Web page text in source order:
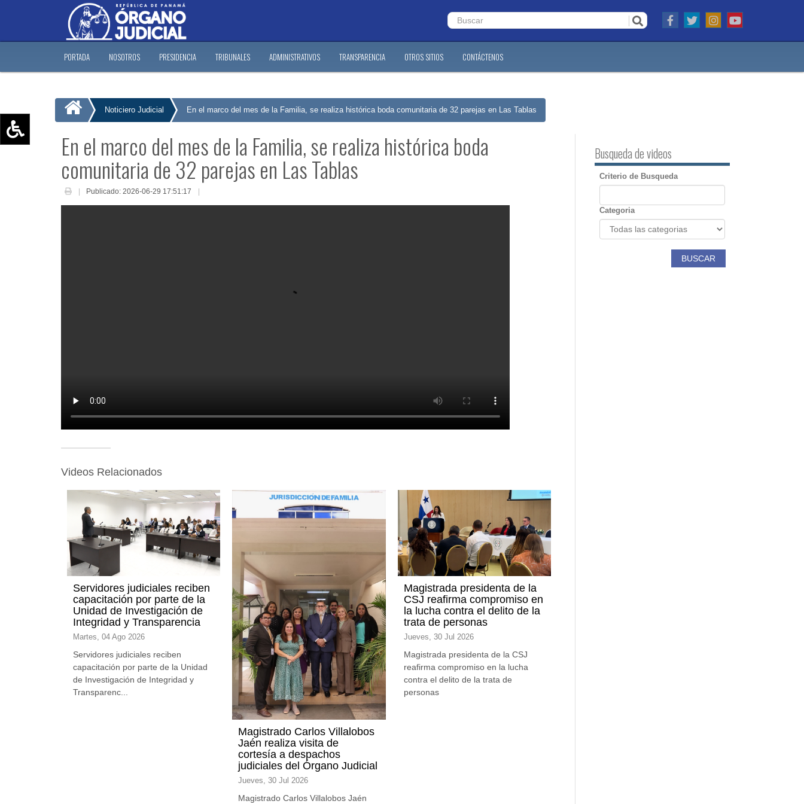
Aumentar texto (+)
Restablecer texto
PORTADA NOSOTROS PRESIDENCIA TRIBUNALES ADMINISTRATIVOS TRANSPARENCIA OTROS SITIOS CONTÁCTENOS
Noticiero Judicial En el marco del mes de la Familia, se realiza histórica boda comunitaria de 32 parejas en Las Tablas
En el marco del mes de la Familia, se realiza histórica boda
comunitaria de 32 parejas en Las Tablas
Publicado: 2026-06-29 17:51:17
Videos Relacionados
Servidores judiciales reciben
capacitación por parte de la
Unidad de Investigación de
Integridad y Transparencia
Martes, 04 Ago 2026
Servidores judiciales reciben
capacitación por parte de la Unidad
de Investigación de Integridad y
Transparenc...
Magistrado Carlos Villalobos
Jaén realiza visita de
cortesía a despachos
judiciales del Órgano Judicial
Jueves, 30 Jul 2026
Magistrado Carlos Villalobos Jaén
Magistrada presidenta de la
CSJ reafirma compromiso en
la lucha contra el delito de la
trata de personas
Jueves, 30 Jul 2026
Magistrada presidenta de la CSJ
reafirma compromiso en la lucha
contra el delito de la trata de
personas
Busqueda de videos
Criterio de Busqueda
Categoria
BUSCAR